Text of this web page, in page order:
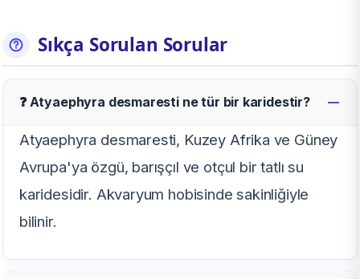
Sıkça Sorulan Sorular
❓ Atyaephyra desmaresti ne tür bir karidestir?
Atyaephyra desmaresti, Kuzey Afrika ve Güney
Avrupa'ya özgü, barışçıl ve otçul bir tatlı su
karidesidir. Akvaryum hobisinde sakinliğiyle
bilinir.